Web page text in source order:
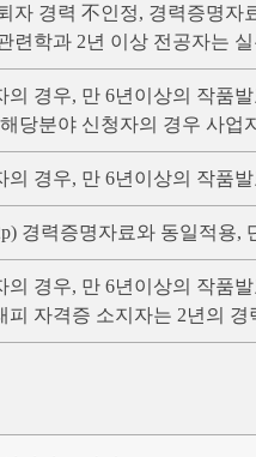
자 경력 不인정, 경력증명자
련학과 2년 이상 전공자는
의 경우, 만 6년이상의 작품
당분야 신청자의 경우 사업
의 경우, 만 6년이상의 작품
경력증명자료와 동일적용,
의 경우, 만 6년이상의 작품
피 자격증 소지자는 2년의 경